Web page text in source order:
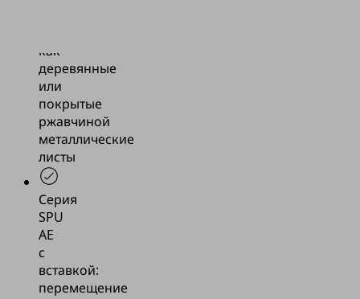
как
деревянные
или
покрытые
ржавчиной
металлические
листы
Серия
SPU
AE
с
вставкой:
перемещение